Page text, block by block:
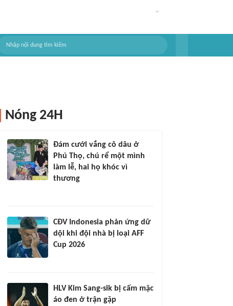
Nóng 24H
Đám cưới vắng cô dâu ở
Phú Thọ, chú rể một mình
làm lễ, hai họ khóc vì
thương
CĐV Indonesia phản ứng dữ
dội khi đội nhà bị loại AFF
Cup 2026
HLV Kim Sang-sik bị cấm mặc
áo đen ở trận gặp